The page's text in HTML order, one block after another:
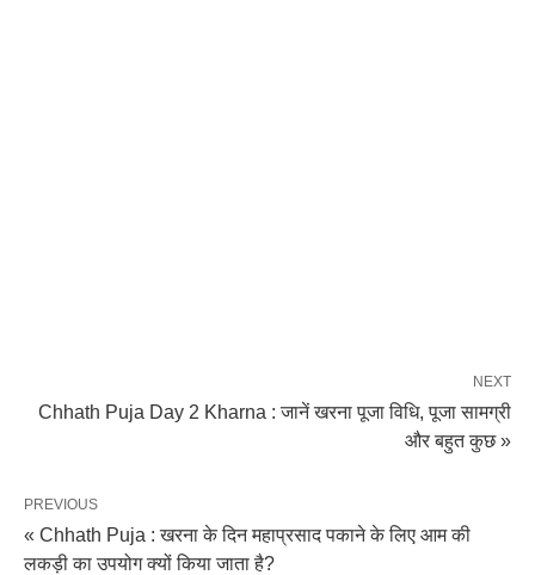
NEXT
Chhath Puja Day 2 Kharna : जानें खरना पूजा विधि, पूजा सामग्री
और बहुत कुछ »
PREVIOUS
« Chhath Puja : खरना के दिन महाप्रसाद पकाने के लिए आम की
लकड़ी का उपयोग क्यों किया जाता है?